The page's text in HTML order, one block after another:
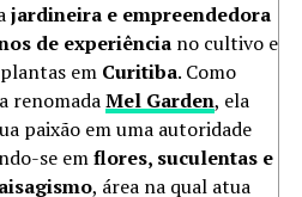
jardineira e empreendedora
de experiênciano cultivo e
em Curitiba. Como
renomadaMel Garden, ela
paixão em uma autoridade
se emflores, suculentas e
, área na qual atua